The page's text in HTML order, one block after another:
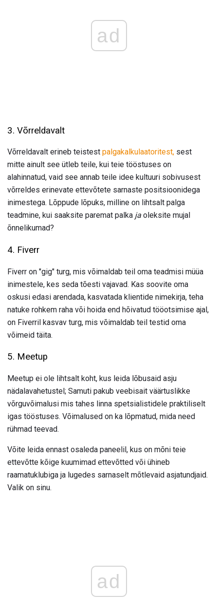
ad
3. Võrreldavalt
Võrreldavalt erineb teistest palgakalkulaatoritest, sest
mitte ainult see ütleb teile, kui teie tööstuses on
alahinnatud, vaid see annab teile idee kultuuri sobivusest
võrreldes erinevate ettevõtete sarnaste positsioonidega
inimestega. Lõppude lõpuks, milline on lihtsalt palga
teadmine, kui saaksite paremat palka ja oleksite mujal
õnnelikumad?
4. Fiverr
Fiverr on "gig" turg, mis võimaldab teil oma teadmisi müüa
inimestele, kes seda tõesti vajavad. Kas soovite oma
oskusi edasi arendada, kasvatada klientide nimekirja, teha
natuke rohkem raha või hoida end hõivatud tööotsimise ajal,
on Fiverril kasvav turg, mis võimaldab teil testid oma
võimeid täita.
5. Meetup
Meetup ei ole lihtsalt koht, kus leida lõbusaid asju
nädalavahetustel; Samuti pakub veebisait väärtuslikke
võrguvõimalusi mis tahes linna spetsialistidele praktiliselt
igas tööstuses. Võimalused on ka lõpmatud, mida need
rühmad teevad.
Võite leida ennast osaleda paneelil, kus on mõni teie
ettevõtte kõige kuumimad ettevõtted või ühineb
raamatuklubiga ja lugedes sarnaselt mõtlevaid asjatundjaid.
Valik on sinu.
ad